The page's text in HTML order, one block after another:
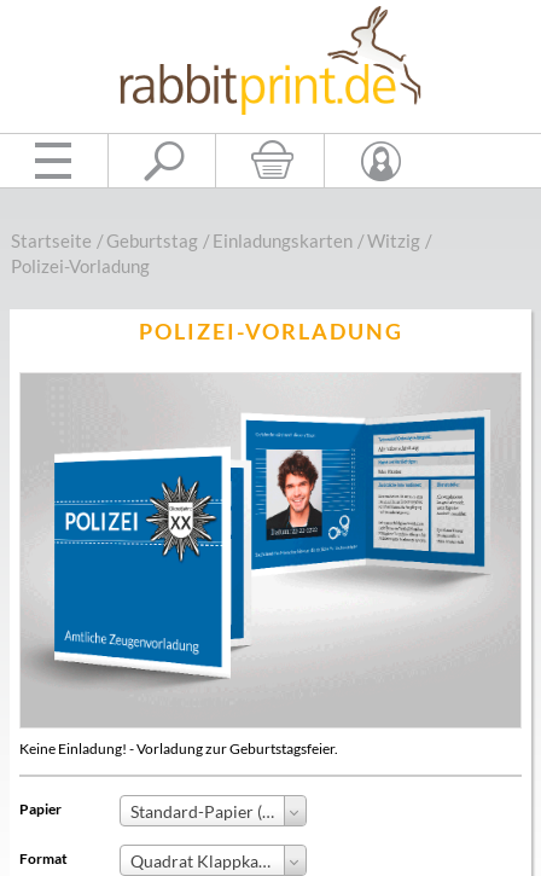
Startseite /Geburtstag /Einladungskarten /Witzig /
Polizei-Vorladung
POLIZEI-VORLADUNG
Keine Einladung! - Vorladung zur Geburtstagsfeier.
Papier Standard-Papier (+0,00 €)
Format Quadrat Klappkarte